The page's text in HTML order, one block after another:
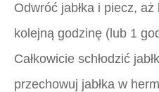
Odwróć jabłka i piecz,
kolejną godzinę (lub 1
Całkowicie schłodzić
przechowuj jabłka w